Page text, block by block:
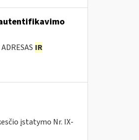
IR
įstatymo Nr. IX-